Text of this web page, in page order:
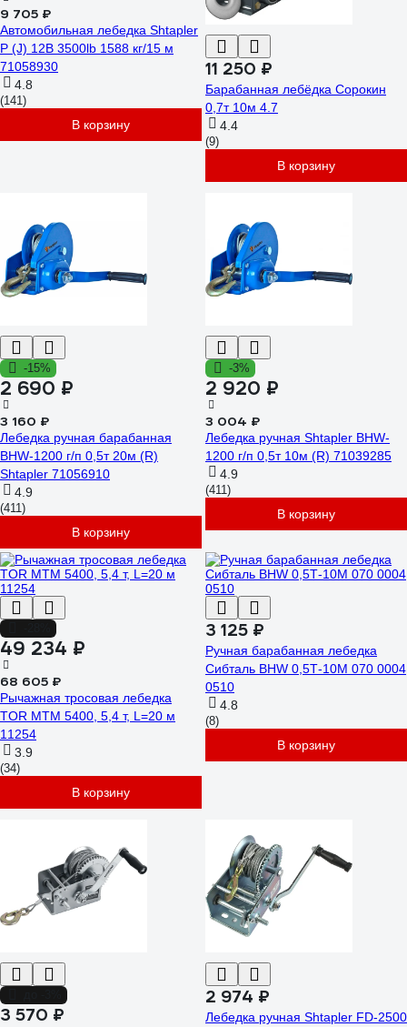
9 705 ₽
Автомобильная лебедка Shtapler
P (J) 12В 3500lb 1588 кг/15 м
71058930
4.8
(141)
В корзину
11 250 ₽
Барабанная лебёдка Сорокин
0,7т 10м 4.7
4.4
(9)
В корзину
-15%
2 690 ₽
3 160 ₽
Лебедка ручная барабанная
BHW-1200 г/п 0,5т 20м (R)
Shtapler 71056910
4.9
(411)
В корзину
-3%
2 920 ₽
3 004 ₽
Лебедка ручная Shtapler BHW-
1200 г/п 0,5т 10м (R) 71039285
4.9
(411)
В корзину
49 234 ₽
68 605 ₽
Рычажная тросовая лебедка
TOR МТМ 5400, 5,4 т, L=20 м
11254
3.9
(34)
В корзину
3 125 ₽
Ручная барабанная лебедка
Сибталь BHW 0,5Т-10М 070 0004
0510
4.8
(8)
В корзину
3 570 ₽
2 974 ₽
Лебедка ручная Shtapler FD-2500